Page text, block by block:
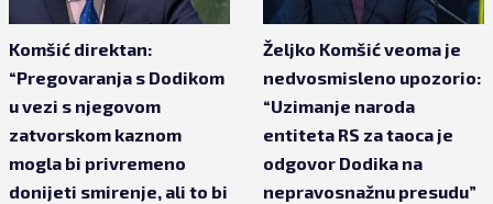
Komšić direktan:
“Pregovaranja s Dodikom
u vezi s njegovom
zatvorskom kaznom
mogla bi privremeno
donijeti smirenje, ali to bi
Željko Komšić veoma je
nedvosmisleno upozorio:
“Uzimanje naroda
entiteta RS za taoca je
odgovor Dodika na
nepravosnažnu presudu”